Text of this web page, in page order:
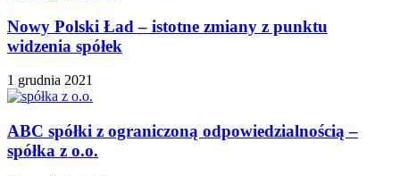
Nowy Polski Ład – istotne zmiany z punktu
widzenia spółek
1 grudnia 2021
ABC spółki z ograniczoną odpowiedzialnością –
spółka z o.o.